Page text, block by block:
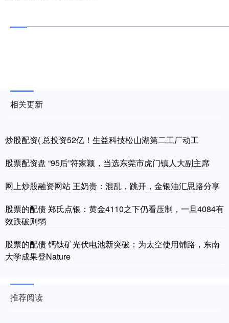
相关更新
炒股配资( 总投资52亿！生益科技松山湖第二工厂动工
股票配资盘 “95后”符家颖，当选东莞市虎门镇人大副主席
网上炒股融资网站 王奶贵：混乱，跳开，金银油汇思路分享
股票的配债 郑氏点银：黄金4110之下仍看压制，一旦4084有
效跌破则弱
股票的配债 钙钛矿光伏电池新突破：为太空使用铺路，东南
大学成果登Nature
推荐阅读